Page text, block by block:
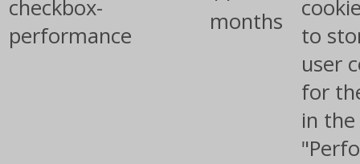
checkbox-
performance
months
to
user
for
in